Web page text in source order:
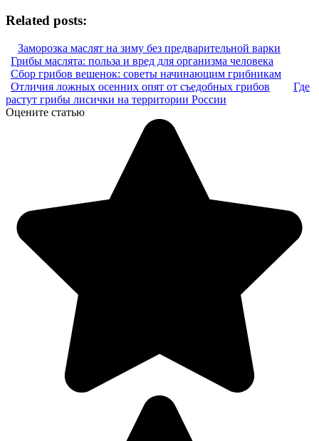
Related posts:
Заморозка маслят на зиму без предварительной варки
Грибы маслята: польза и вред для организма человека
Сбор грибов вешенок: советы начинающим грибникам
Отличия ложных осенних опят от съедобных грибов
Где
растут грибы лисички на территории России
Оцените статью